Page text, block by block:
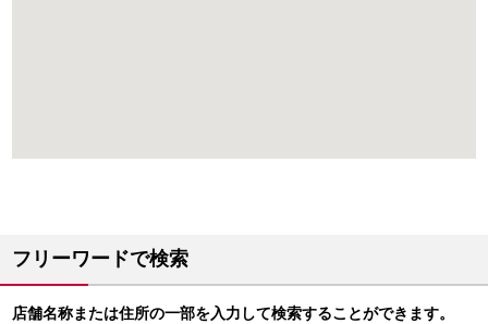
フリーワードで検索
店舗名称または住所の一部を入力して検索することができます。